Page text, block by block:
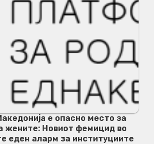
е опасно место за
жените: Новиот фемицид во
еден аларм за институциите